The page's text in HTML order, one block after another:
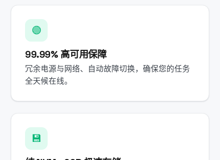
🟢
99.99% 高可用保障
冗余电源与网络、自动故障切换，确保您的任务
全天候在线。
💾